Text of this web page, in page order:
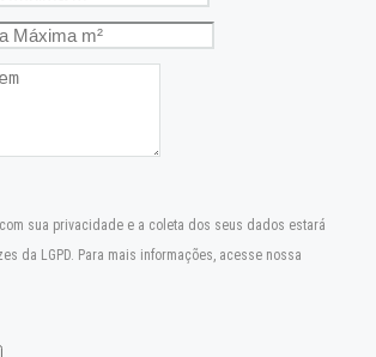
sua privacidade e a coleta dos seus dados estará
da LGPD. Para mais informações, acesse nossa